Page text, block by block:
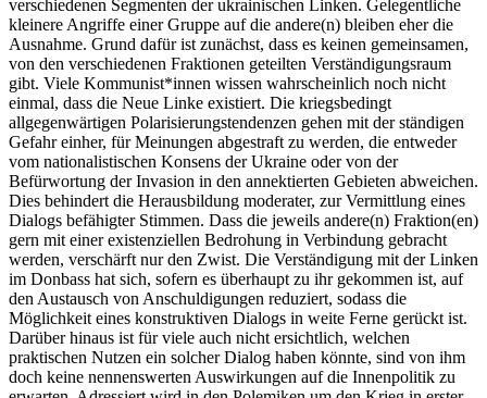
verschiedenen Segmenten der ukrainischen Linken. Gelegentliche
kleinere Angriffe einer Gruppe auf die andere(n) bleiben eher die
Ausnahme. Grund dafür ist zunächst, dass es keinen gemeinsamen,
von den verschiedenen Fraktionen geteilten Verständigungsraum
gibt. Viele Kommunist*innen wissen wahrscheinlich noch nicht
einmal, dass die Neue Linke existiert. Die kriegsbedingt
allgegenwärtigen Polarisierungstendenzen gehen mit der ständigen
Gefahr einher, für Meinungen abgestraft zu werden, die entweder
vom nationalistischen Konsens der Ukraine oder von der
Befürwortung der Invasion in den annektierten Gebieten abweichen.
Dies behindert die Herausbildung moderater, zur Vermittlung eines
Dialogs befähigter Stimmen. Dass die jeweils andere(n) Fraktion(en)
gern mit einer existenziellen Bedrohung in Verbindung gebracht
werden, verschärft nur den Zwist. Die Verständigung mit der Linken
im Donbass hat sich, sofern es überhaupt zu ihr gekommen ist, auf
den Austausch von Anschuldigungen reduziert, sodass die
Möglichkeit eines konstruktiven Dialogs in weite Ferne gerückt ist.
Darüber hinaus ist für viele auch nicht ersichtlich, welchen
praktischen Nutzen ein solcher Dialog haben könnte, sind von ihm
doch keine nennenswerten Auswirkungen auf die Innenpolitik zu